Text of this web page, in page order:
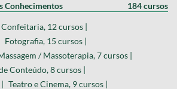
Conhecimentos 184 cursos
Confeitaria, 12 cursos |
Fotografia, 15 cursos |
/ Massoterapia, 7 cursos |
Conteúdo, 8 cursos |
Teatro e Cinema, 9 cursos |